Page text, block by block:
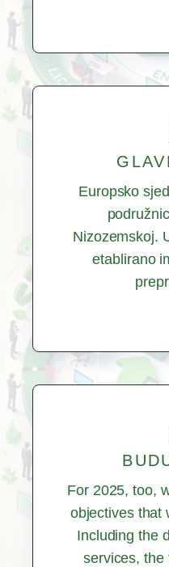
Europsko
Nizozemskoj.
etablirano
For 2025, too,
objectives that
Including the
services, the